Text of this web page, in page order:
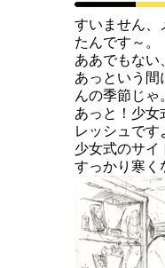
すいません、
たんです～。
ああでもない
あっという間
んの季節じゃ
あっと！少女
レッシュです
少女式のサイ
すっかり寒く